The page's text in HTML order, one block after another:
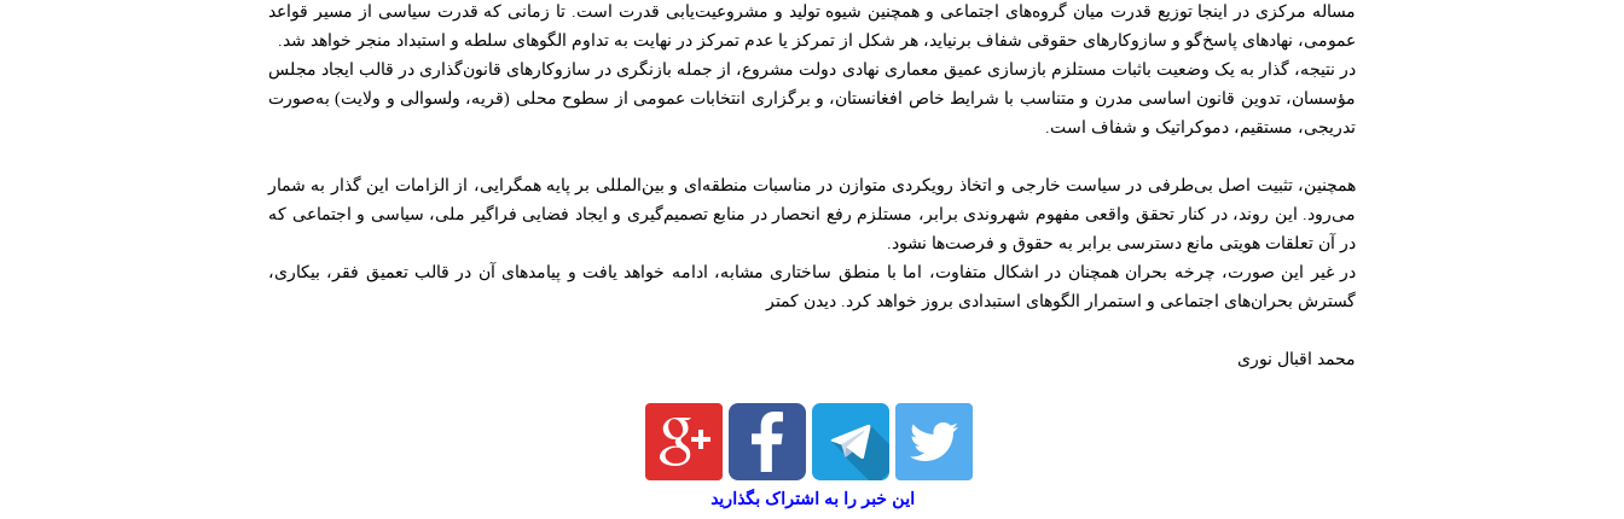
مساله مرکزی در اینجا توزیع قدرت میان گروه‌های اجتماعی و همچنین شیوه تولید و مشروعیت‌یابی قدرت است. تا زمانی که قدرت سیاسی از مسیر قواعد
عمومی، نهادهای پاسخ‌گو و سازوکارهای حقوقی شفاف برنیاید، هر شکل از تمرکز یا عدم تمرکز در نهایت به تداوم الگوهای سلطه و استبداد منجر خواهد شد.
در نتیجه، گذار به یک وضعیت باثبات مستلزم بازسازی عمیق معماری نهادی دولت مشروع، از جمله بازنگری در سازوکارهای قانون‌گذاری در قالب ایجاد مجلس
مؤسسان، تدوین قانون اساسی ‌‌مدرن و متناسب با شرایط خاص افغانستان، و برگزاری انتخابات عمومی از سطوح محلی (قریه، ولسوالی و ولایت) به‌صورت
تدریجی، مستقیم، دموکراتیک و شفاف است.
همچنین، تثبیت اصل بی‌طرفی در سیاست خارجی و اتخاذ رویکردی متوازن در مناسبات منطقه‌ای و بین‌المللی بر پایه همگرایی، از الزامات این گذار به شمار
می‌رود. این روند، در کنار تحقق واقعی مفهوم شهروندی برابر، مستلزم رفع انحصار در منابع تصمیم‌گیری و ایجاد فضایی فراگیر ملی، سیاسی و اجتماعی که
در آن تعلقات هویتی مانع دسترسی برابر به حقوق و فرصت‌ها نشود.
در غیر این صورت، چرخه بحران همچنان در اشکال متفاوت، اما با منطق ساختاری مشابه، ادامه خواهد یافت و پیامدهای آن در قالب تعمیق فقر، بیکاری،
گسترش بحران‌های اجتماعی و استمرار الگوهای استبدادی بروز خواهد کرد. دیدن کمتر
محمد اقبال نوری
این خبر را به اشتراک بگذارید